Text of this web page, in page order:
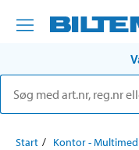
Start Kontor -